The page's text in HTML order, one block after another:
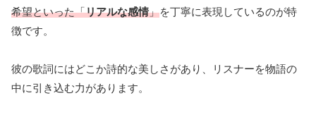
希望といった「リアルな感情」を丁寧に表現しているのが特
徴です。
彼の歌詞にはどこか詩的な美しさがあり、リスナーを物語の
中に引き込む力があります。